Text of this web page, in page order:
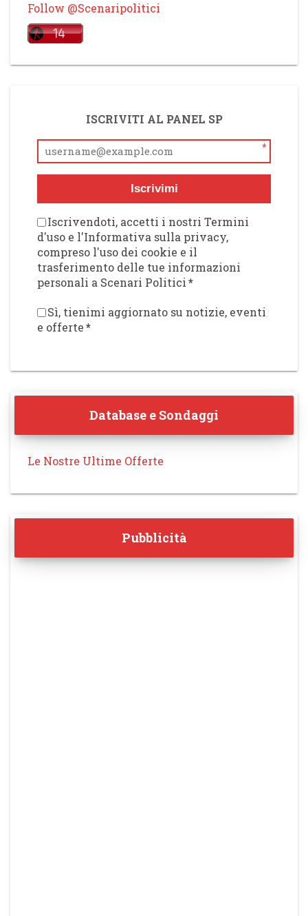
Follow @Scenaripolitici
ISCRIVITI AL PANEL SP
*
Iscrivimi
Iscrivendoti, accetti i nostri Termini
d'uso e l'Informativa sulla privacy,
compreso l'uso dei cookie e il
trasferimento delle tue informazioni
personali a Scenari Politici*
Sì, tienimi aggiornato su notizie, eventi
e offerte*
Database e Sondaggi
Le Nostre Ultime Offerte
Pubblicità